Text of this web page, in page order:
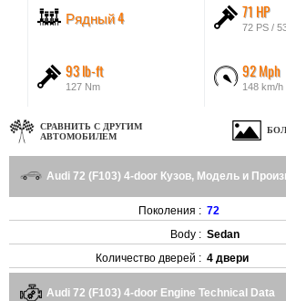
Рядный 4 71 HP
72 PS /
93 lb-ft
127 Nm
92 Mph
148 km/h
СРАВНИТЬ С ДРУГИМ
АВТОМОБИЛЕМ
Audi 72 (F103) 4-door Кузов, Модель и
Поколения : 72
Body : Sedan
Количество дверей : 4 двери
Audi 72 (F103) 4-door Engine Technical Data